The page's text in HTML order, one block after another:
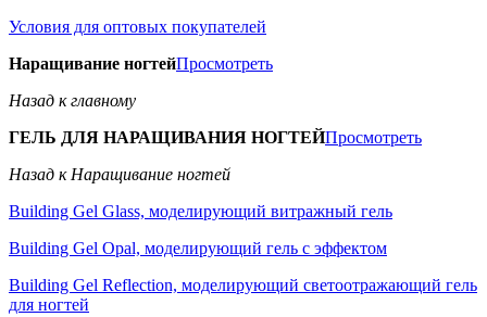
Условия для оптовых покупателей
Наращивание ногтейПросмотреть
Назад к главному
ГЕЛЬ ДЛЯ НАРАЩИВАНИЯ НОГТЕЙПросмотреть
Назад к Наращивание ногтей
Building Gel Glass, моделирующий витражный гель
Building Gel Opal, моделирующий гель с эффектом
Building Gel Reflection, моделирующий светоотражающий гель
для ногтей